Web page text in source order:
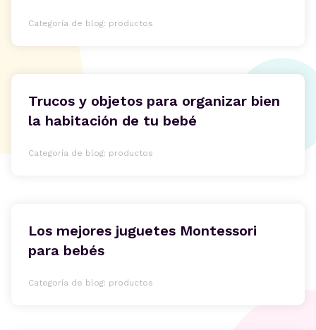
Categoría de blog: productos
Trucos y objetos para organizar bien
la habitación de tu bebé
Categoría de blog: productos
Los mejores juguetes Montessori
para bebés
Categoría de blog: productos